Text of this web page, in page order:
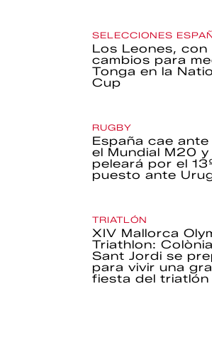
SELECCIONES
Los Leones, con
cambios para
Tonga en la
Cup
RUGBY
España cae ante
el Mundial M20 y
peleará por el
puesto ante
TRIATLÓN
XIV Mallorca
Triathlon:
Sant Jordi se
para vivir una
fiesta del triatlón